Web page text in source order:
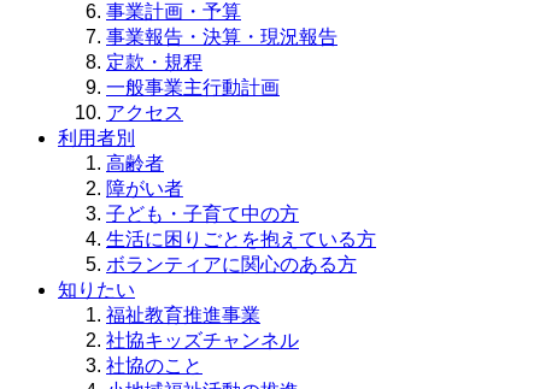
事業計画・予算
事業報告・決算・現況報告
定款・規程
一般事業主行動計画
アクセス
利用者別
高齢者
障がい者
子ども・子育て中の方
生活に困りごとを抱えている方
ボランティアに関心のある方
知りたい
福祉教育推進事業
社協キッズチャンネル
社協のこと